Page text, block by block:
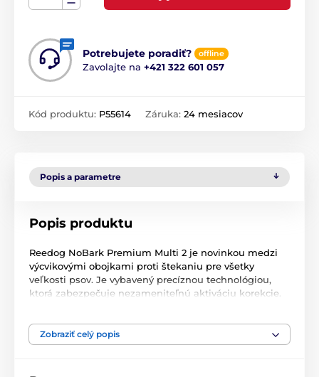
Potrebujete poradiť? offline
Zavolajte na +421 322 601 057
Kód produktu: P55614 Záruka: 24 mesiacov
Popis a parametre
Popis produktu
Reedog NoBark Premium Multi 2 je novinkou medzi
výcvikovými obojkami proti štekaniu pre všetky
veľkosti psov. Je vybavený precíznou technológiou,
ktorá zabezpečuje nezameniteľnú aktiváciu korekcie.
nastaviteľnej v niekoľkých úrovniach intenzity. Obojok
možno nastaviť na7 úrovní citlivosti, aby bol citlivý aj
môžete vziať aj na prechádzky v daždi alebo snehu a
Zobraziť celý popis